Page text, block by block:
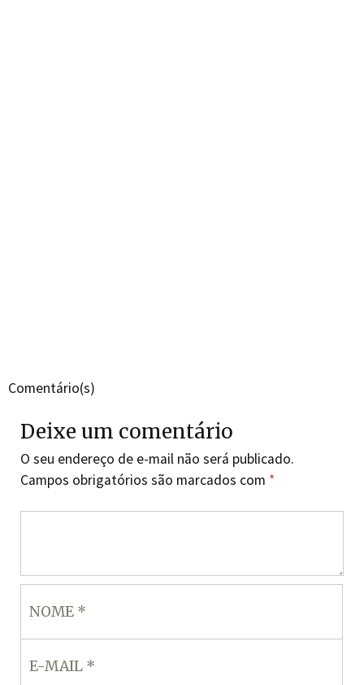
Comentário(s)
Deixe um comentário
O seu endereço de e-mail não será publicado.
Campos obrigatórios são marcados com *